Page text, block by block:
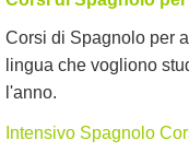
Corsi di Spagnolo per
lingua che vogliono
l'anno.
Intensivo Spagnolo